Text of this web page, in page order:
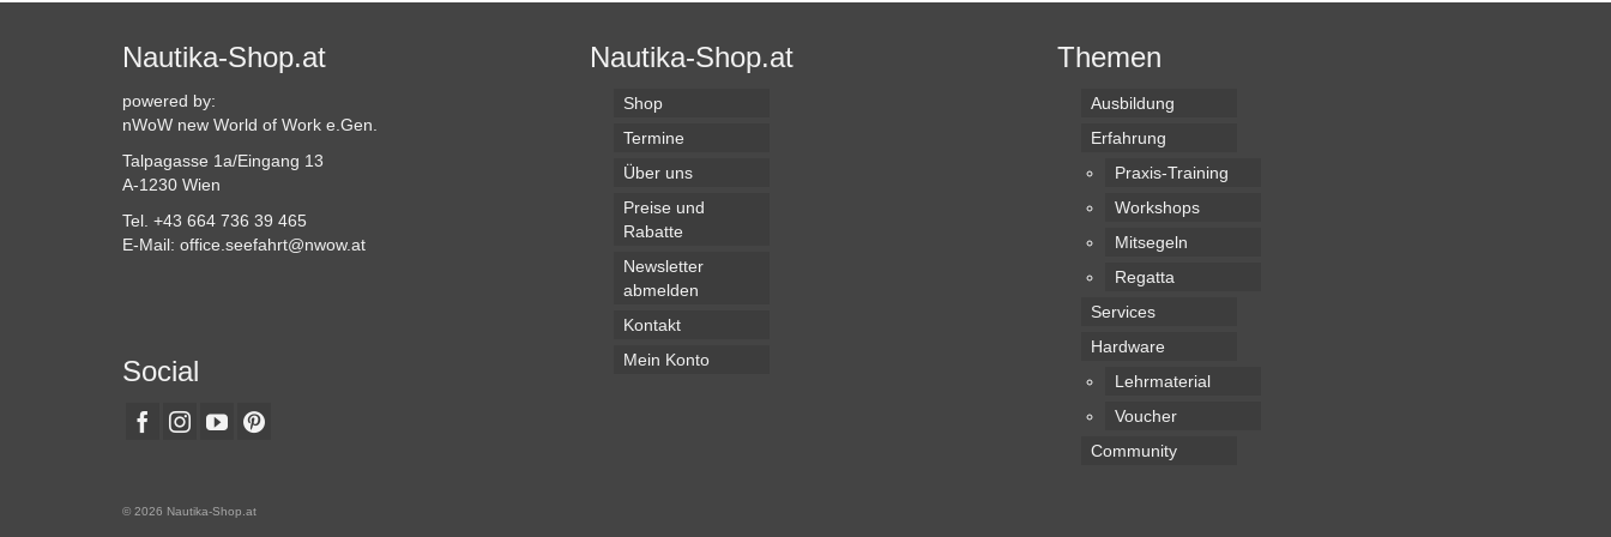
Nautika-Shop.at
powered by:
nWoW new World of Work e.Gen.
Talpagasse 1a/Eingang 13
A-1230 Wien
Tel. +43 664 736 39 465
E-Mail: office.seefahrt@nwow.at
Social
Nautika-Shop.at
Shop
Termine
Über uns
Preise und
Rabatte
Newsletter
abmelden
Kontakt
Mein Konto
Themen
Ausbildung
Erfahrung
Praxis-Training
Workshops
Mitsegeln
Regatta
Services
Hardware
Lehrmaterial
Voucher
Community
© 2026 Nautika-Shop.at